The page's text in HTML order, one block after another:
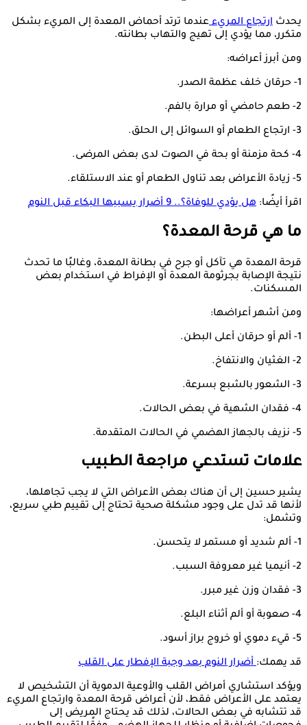
يحدث ارتجاع المريءعندما ترتد أحماض المعدة إلى المريء بشكل
متكرر، مما يؤدي إلى تهيج والتهاب بطانته.
ومن أبرز أعراضه:
1- حرقان خلف عظمة الصدر.
2- طعم حامضي أو مرارة بالفم.
3- ارتجاع الطعام أو السوائل إلى الحلق.
4- كحة مزمنة أو بحة في الصوت لدى بعض المرضى.
5- زيادة الأعراض بعد تناول الطعام أو عند الاستلقاء.
اقرأ أيضًا: هل يؤدي للوفاة؟.. 9 أضرار يسببها البكاء قبل النوم
ما هي قرحة المعدة؟
قرحة المعدة هي تآكل أو جرح في بطانة المعدة، وغالبًا ما تحدث
نتيجة الإصابة بجرثومة المعدة أو الإفراط في استخدام بعض
المسكنات.
ومن أشهر أعراضها:
1- ألم أو حرقان أعلى البطن.
2- الغثيان والانتفاخ.
3- الشعور بالشبع بسرعة.
4- فقدان الشهية في بعض الحالات.
5- نزيف بالجهاز الهضمي في الحالات المتقدمة.
علامات تستدعي مراجعة الطبيب
يشير حسين إلى أن هناك بعض الأعراض التي لا يجب تجاهلها،
لأنها قد تدل على وجود مشكلة صحية تحتاج إلى تقييم طبي سريع،
وتشمل:
1- ألم شديد أو مستمر لا يتحسن.
2- أنيميا غير معروفة السبب.
3- فقدان وزن غير مبرر.
4- صعوبة أو ألم أثناء البلع.
5- قيء دموي أو خروج براز أسود.
قد يهمك:أضرار النوم بعد وجبة الإفطار على القلب
ويؤكد استشاري أمراض القلب والأوعية الدموية أن التشخيص لا
يعتمد على الأعراض فقط، لأن أعراض قرحة المعدة وارتجاع المريء
قد تتشابه في بعض الحالات، لذلك قد يحتاج المريض إلى